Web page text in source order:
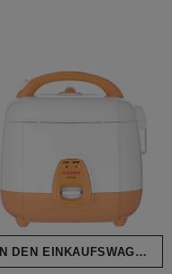
IN DEN EINKAUFSWAGEN